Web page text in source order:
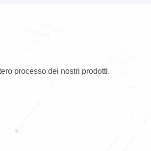
processo dei nostri prodotti.